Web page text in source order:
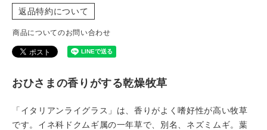
返品特約について
商品についてのお問い合わせ
おひさまの香りがする乾燥牧草
「イタリアンライグラス」は、香りがよく嗜好性が高い牧草
です。イネ科ドクムギ属の一年草で、別名、ネズミムギ。葉